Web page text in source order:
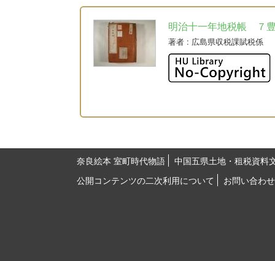
明治十一年地税帳 ７
著者 : 広島県収税課賦税係
奈良絵本 室町時代物語
中国五県土地・租税資料
公開コンテンツの二次利用について
お問い合わせ